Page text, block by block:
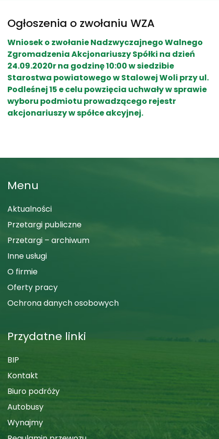
Ogłoszenia o zwołaniu WZA
Wniosek o zwołanie Nadzwyczajnego Walnego
Zgromadzenia Akcjonariuszy Spółki na dzień
24.09.2020r na godzinę 10:00 w siedzibie
Starostwa powiatowego w Stalowej Woli przy ul.
Podleśnej 15 e celu powzięcia uchwały w sprawie
wyboru podmiotu prowadzącego rejestr
akcjonariuszy w spółce akcyjnej.
Menu
Aktualności
Przetargi publiczne
Przetargi – archiwum
Inne usługi
O firmie
Oferty pracy
Ochrona danych osobowych
Przydatne linki
BIP
Kontakt
Biuro podróży
Autobusy
Wynajmy